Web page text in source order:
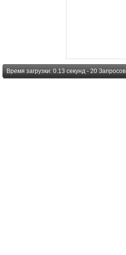
Время загрузки: 0.13 секунд - 20 Запросов